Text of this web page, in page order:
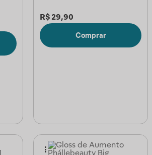
R$ 29,90
Comprar